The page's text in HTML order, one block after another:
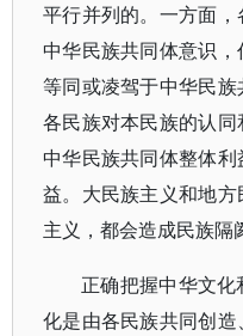
平行并列的。一方面
中华民族共同体意识
等同或凌驾于中华民族
各民族对本民族的认
中华民族共同体整体
益。大民族主义和地
主义，都会造成民族隔
正确把握中华文
化是由各民族共同创